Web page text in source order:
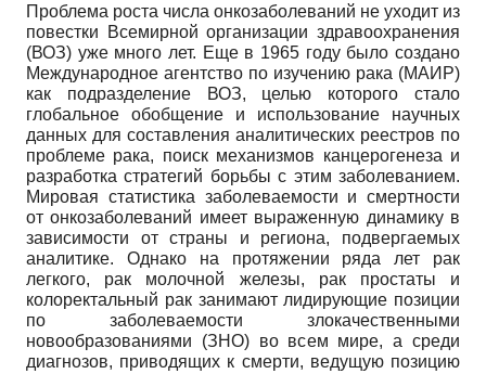
Проблема роста числа онкозаболеваний не уходит из
повестки Всемирной организации здравоохранения
(ВОЗ) уже много лет. Еще в 1965 году было создано
Международное агентство по изучению рака (МАИР)
как подразделение ВОЗ, целью которого стало
глобальное обобщение и использование научных
данных для составления аналитических реестров по
проблеме рака, поиск механизмов канцерогенеза и
разработка стратегий борьбы с этим заболеванием.
Мировая статистика заболеваемости и смертности
от онкозаболеваний имеет выраженную динамику в
зависимости от страны и региона, подвергаемых
аналитике. Однако на протяжении ряда лет рак
легкого, рак молочной железы, рак простаты и
колоректальный рак занимают лидирующие позиции
по заболеваемости злокачественными
новообразованиями (ЗНО) во всем мире, а среди
диагнозов, приводящих к смерти, ведущую позицию